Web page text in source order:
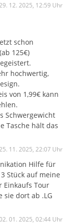
12. 2025, 12:59 Uhr
schon
125€)
hochwertig,
von 1,99€ kann
Schwergewicht
Tasche hält das
11. 2025, 22:07 Uhr
Hilfe für
Stück auf meine
Einkaufs Tour
sie dort ab .LG
01. 2025, 02:44 Uhr